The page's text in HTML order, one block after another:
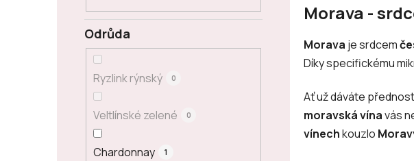
Odrůda
Ryzlink rýnský 0
Veltlínské zelené 0
Chardonnay 1
Morava -
Morava je srdcem
Díky specifickému
Ať už dáváte
moravská vínavás
vínechkouzlo